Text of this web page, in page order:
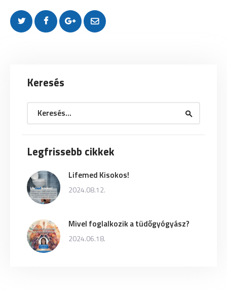
Keresés
Keresés:
Legfrissebb cikkek
Lifemed Kisokos!
2024.08.12.
Mivel foglalkozik a tüdőgyógyász?
2024.06.18.